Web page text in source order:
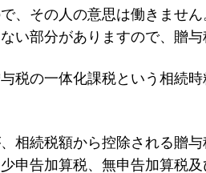
、その人の意思は働きません
い部分がありますので、贈
税の一体化課税という相続
相続税額から控除される贈
申告加算税、無申告加算税